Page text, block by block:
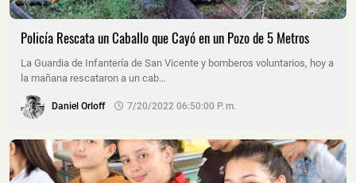
Policía Rescata un Caballo que Cayó en un Pozo de 5 Metros
La Guardia de Infantería de San Vicente y bomberos voluntarios, hoy a
la mañana rescataron a un cab…
Daniel Orloff 7/20/2022 06:50:00 P. M.